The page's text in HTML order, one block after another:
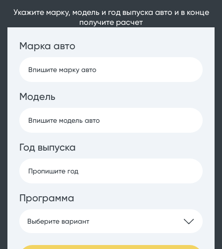
Укажите марку, модель и год выпуска авто и в конце
получите расчет
Марка авто
Модель
Год выпуска
Программа
Выберите вариант